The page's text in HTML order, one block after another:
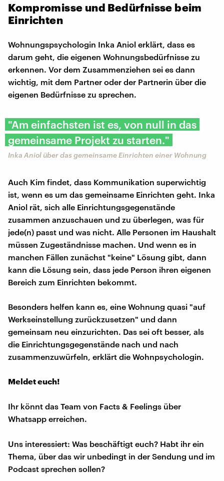
Kompromisse und Bedürfnisse beim
Einrichten
Wohnungspsychologin Inka Aniol erklärt, dass es
darum geht, die eigenen Wohnungsbedürfnisse zu
erkennen. Vor dem Zusammenziehen sei es dann
wichtig, mit dem Partner oder der Partnerin über die
eigenen Bedürfnisse zu sprechen.
"Am einfachsten ist es, von null in das
gemeinsame Projekt zu starten."
Inka Aniol über das gemeinsame Einrichten einer Wohnung
Auch Kim findet, dass Kommunikation superwichtig
ist, wenn es um das gemeinsame Einrichten geht. Inka
Aniol rät, sich alle Einrichtungsgegenstände
zusammen anzuschauen und zu überlegen, was für
jede(n) passt und was nicht. Alle Personen im Haushalt
müssen Zugeständnisse machen. Und wenn es in
manchen Fällen zunächst "keine" Lösung gibt, dann
kann die Lösung sein, dass jede Person ihren eigenen
Bereich zum Einrichten bekommt.
Besonders helfen kann es, eine Wohnung quasi "auf
Werkseinstellung zurückzusetzen" und dann
gemeinsam neu einzurichten. Das sei oft besser, als
die Einrichtungsgegenstände nach und nach
zusammenzuwürfeln, erklärt die Wohnpsychologin.
Meldet euch!
Ihr könnt das Team von Facts & Feelings über
Whatsapp erreichen.
Uns interessiert: Was beschäftigt euch? Habt ihr ein
Thema, über das wir unbedingt in der Sendung und im
Podcast sprechen sollen?